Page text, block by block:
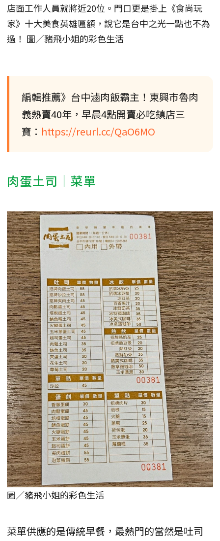
店面工作人員就將近20位。門口更是掛上《食尚玩
家》十大美食英雄匾額，說它是台中之光一點也不為
過！ 圖／豬飛小姐的彩色生活
編輯推薦》台中滷肉飯霸主！東興市魯肉
義熱賣40年，早晨4點開賣必吃鎮店三
寶： https://reurl.cc/QaO6MO
肉蛋土司｜菜單
圖／豬飛小姐的彩色生活
菜單供應的是傳統早餐，最熱門的當然是吐司